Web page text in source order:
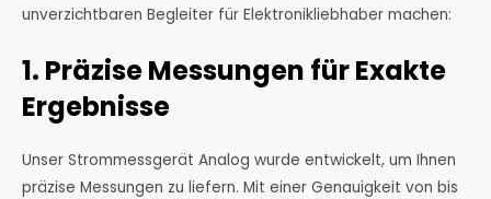
unverzichtbaren Begleiter für Elektronikliebhaber machen:
1. Präzise Messungen für Exakte
Ergebnisse
Unser Strommessgerät Analog wurde entwickelt, um Ihnen
präzise Messungen zu liefern. Mit einer Genauigkeit von bis